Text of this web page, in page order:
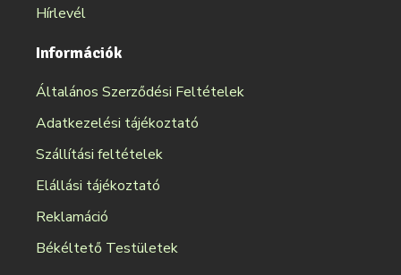
Hírlevél
Információk
Általános Szerződési Feltételek
Adatkezelési tájékoztató
Szállítási feltételek
Elállási tájékoztató
Reklamáció
Békéltető Testületek